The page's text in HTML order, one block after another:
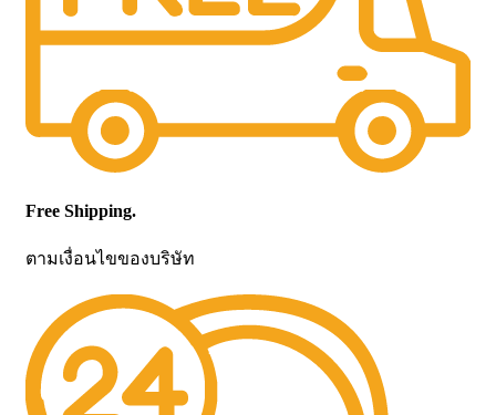
Free Shipping.
ตามเงื่อนไขของบริษัท